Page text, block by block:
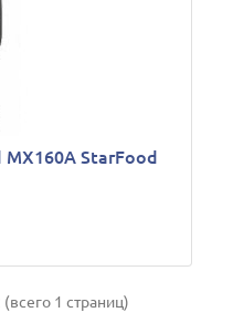
StarFood
1 страниц)